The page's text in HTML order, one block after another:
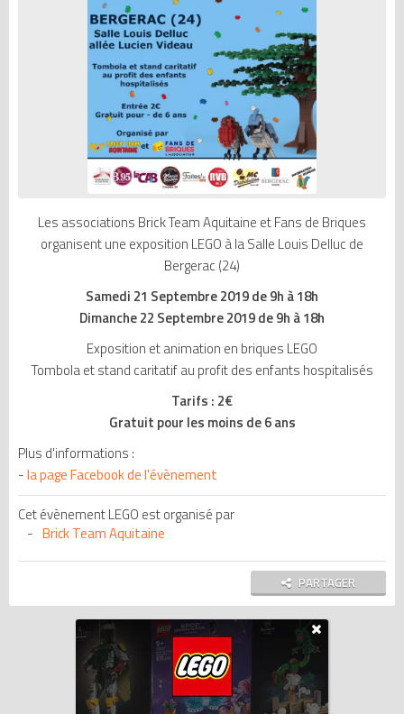
Les associations Brick Team Aquitaine et Fans de Briques
organisent une exposition LEGO à la Salle Louis Delluc de
Bergerac (24)
Samedi 21 Septembre 2019 de 9h à 18h
Dimanche 22 Septembre 2019 de 9h à 18h
Exposition et animation en briques LEGO
Tombola et stand caritatif au profit des enfants hospitalisés
Tarifs : 2€
Gratuit pour les moins de 6 ans
Plus d'informations :
-la page Facebook de l'évènement
Cet évènement LEGO est organisé par
Brick Team Aquitaine
PARTAGER